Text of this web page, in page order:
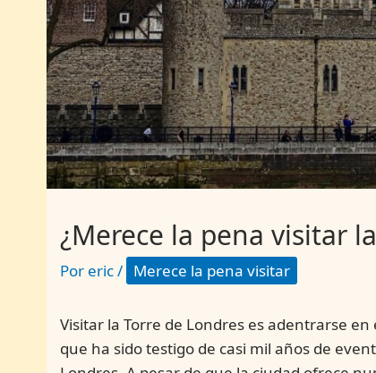
¿Merece la pena visitar
Por eric/ Merece la pena visitar
Visitar la Torre de Londres es adentrarse
que ha sido testigo de casi mil años de